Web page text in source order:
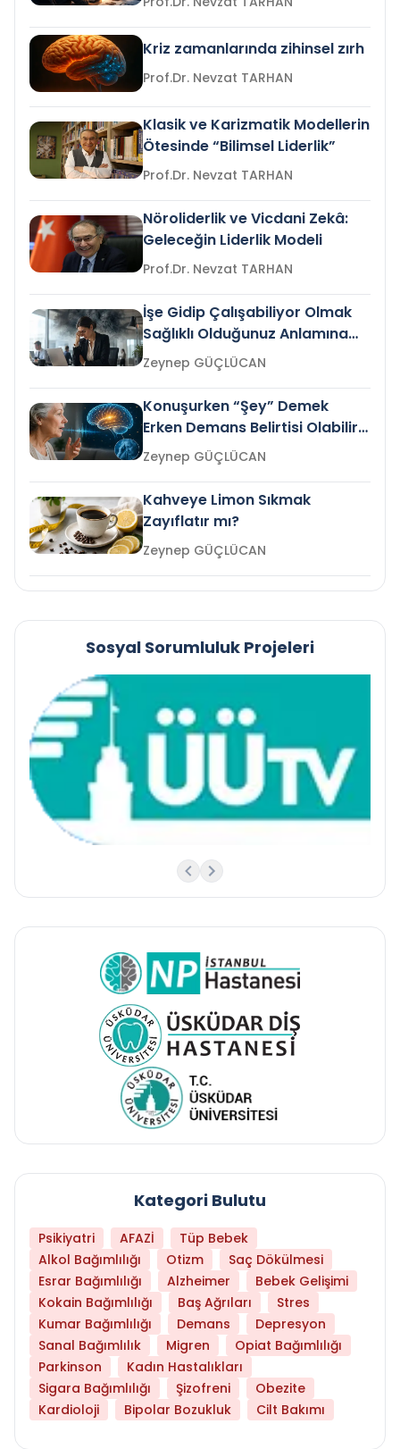
Kriz zamanlarında zihinsel zırh
Prof.Dr. Nevzat TARHAN
Klasik ve Karizmatik Modellerin
Ötesinde “Bilimsel Liderlik”
Prof.Dr. Nevzat TARHAN
Nöroliderlik ve Vicdani Zekâ:
Geleceğin Liderlik Modeli
Prof.Dr. Nevzat TARHAN
İşe Gidip Çalışabiliyor Olmak
Sağlıklı Olduğunuz Anlamına
Gelir mi?Zeynep GÜÇLÜCAN
Konuşurken “Şey” Demek
Erken Demans Belirtisi Olabilir
mi?
Zeynep GÜÇLÜCAN
Kahveye Limon Sıkmak
Zayıflatır mı?
Zeynep GÜÇLÜCAN
Sosyal Sorumluluk Projeleri
Kategori Bulutu
Psikiyatri AFAZİ
Tüp Bebek
Alkol Bağımlılığı
Otizm
Saç Dökülmesi
Esrar Bağımlılığı
Alzheimer
Bebek Gelişimi
Kokain Bağımlılığı
Baş Ağrıları
Stres
Kumar Bağımlılığı
Demans
Depresyon
Sanal Bağımlılık
Migren
Opiat Bağımlılığı
Parkinson
Kadın Hastalıkları
Sigara Bağımlılığı
Şizofreni
Obezite
Kardioloji
Bipolar Bozukluk Cilt Bakımı